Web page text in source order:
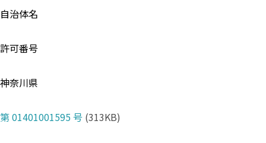
自治体名
許可番号
神奈川県
第 01401001595 号 (313KB)